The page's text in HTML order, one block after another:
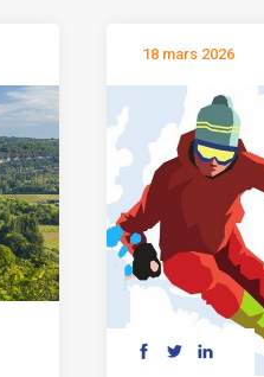
18 mars 2026